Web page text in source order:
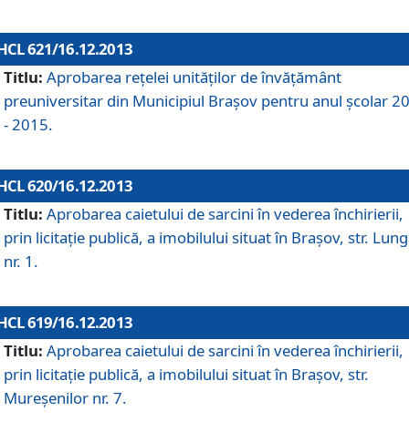
621/16.12.2013
Titlu: Aprobarea reţelei unităţilor de învăţământ
preuniversitar din Municipiul Braşov pentru anul şcolar
- 2015.
620/16.12.2013
Titlu: Aprobarea caietului de sarcini în vederea închirierii,
prin licitaţie publică, a imobilului situat în Braşov, str.
nr. 1.
619/16.12.2013
Titlu: Aprobarea caietului de sarcini în vederea închirierii,
prin licitaţie publică, a imobilului situat în Braşov, str.
Mureşenilor nr. 7.